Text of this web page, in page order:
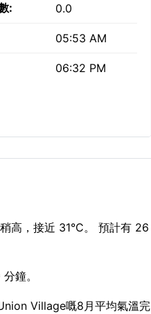
: 0.0
05:53 AM
06:32 PM
高，接近 31°C。 預計有 26
鐘。
Village嘅8月平均氣溫完